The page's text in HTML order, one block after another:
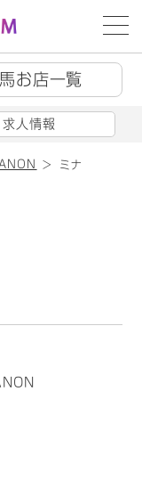
お店一覧
求人情報
ミナ